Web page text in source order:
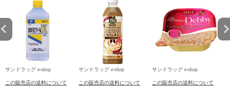
サンドラッグ e-shop
この販売店の送料について
サンドラッグ e-shop
この販売店の送料について
サンドラッグ e-shop
この販売店の送料について